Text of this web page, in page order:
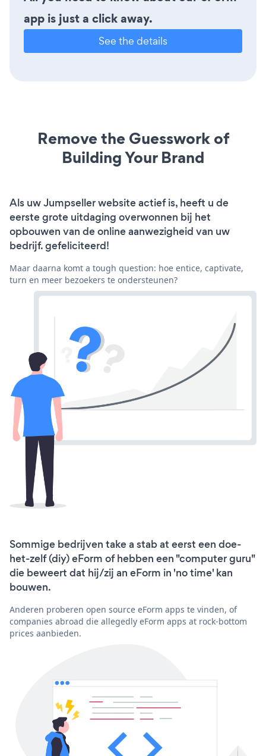
app is just a click away.
See the details
Remove the Guesswork of
Building Your Brand
Als uw Jumpseller website actief is, heeft u de
eerste grote uitdaging overwonnen bij het
opbouwen van de online aanwezigheid van uw
bedrijf. gefeliciteerd!
Maar daarna komt a tough question: hoe entice, captivate,
turn en meer bezoekers te ondersteunen?
Sommige bedrijven take a stab at eerst een doe-
het-zelf (diy) eForm of hebben een "computer guru"
die beweert dat hij/zij an eForm in 'no time' kan
bouwen.
Anderen proberen open source eForm apps te vinden, of
companies abroad die allegedly eForm apps at rock-bottom
prices aanbieden.